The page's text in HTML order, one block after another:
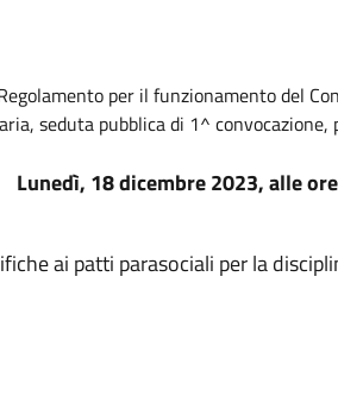
per il funzionamento del
seduta pubblica di 1^ convocazione,
Lunedì, 18 dicembre 2023, alle
ai patti parasociali per la